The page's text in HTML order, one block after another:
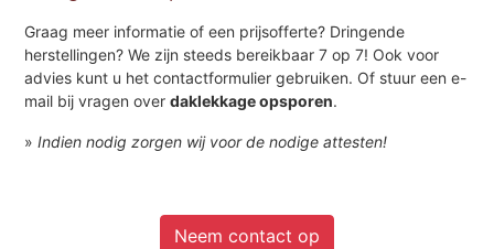
Graag meer informatie of een prijsofferte? Dringende
herstellingen? We zijn steeds bereikbaar 7 op 7! Ook voor
advies kunt u het contactformulier gebruiken. Of stuur een e-
mail bij vragen overdaklekkage opsporen.
»Indien nodig zorgen wij voor de nodige attesten!
Neem contact op